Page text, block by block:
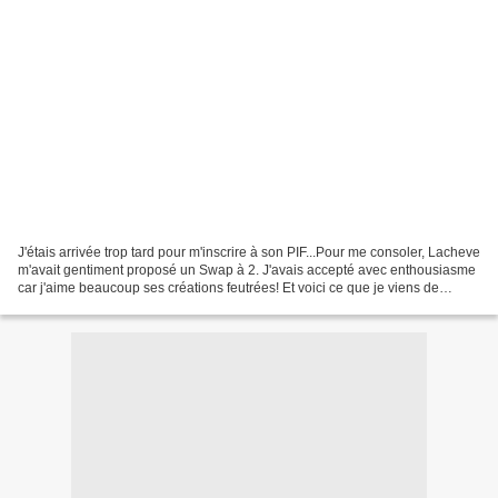
J'étais arrivée trop tard pour m'inscrire à son PIF...Pour me consoler, Lacheve
m'avait gentiment proposé un Swap à 2. J'avais accepté avec enthousiasme
car j'aime beaucoup ses créations feutrées! Et voici ce que je viens de